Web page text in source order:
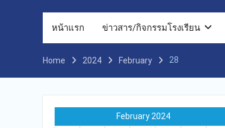
เครือสารสาสน์
กองอำนวยการออกตรวจประเมินคุณภา
การศึกษา 2569
การศึกษา 2569(Summer) ของกลุ่มสถา
การศึกษาในเครือสารสาสน์
หน้าแรก ข่าวสาร/กิจกรรมโรงเรียน
Home 2024 February 28
February 2024